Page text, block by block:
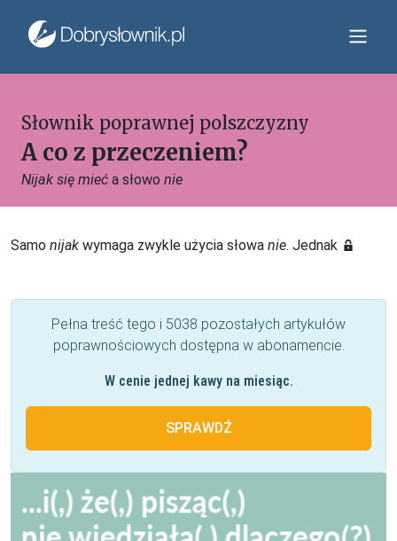
Słownik poprawnej polszczyzny
A co z przeczeniem?
Nijak się mieć a słowo nie
Samo nijak wymaga zwykle użycia słowa nie. Jednak
Pełna treść tego i 5038 pozostałych artykułów
poprawnościowych dostępna w abonamencie.
W cenie jednej kawy na miesiąc.
SPRAWDŹ